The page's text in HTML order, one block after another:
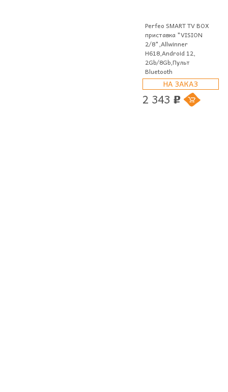
Perfeo SMART TV BOX
приставка "VISION
2/8",Allwinner
H618,Android 12,
2Gb/8Gb,Пульт
Bluetooth
НА ЗАКАЗ
2 343 p